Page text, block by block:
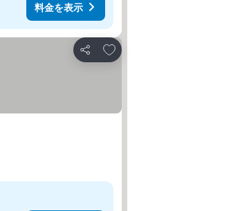
料金を表示
シェア
お気に入りに追加